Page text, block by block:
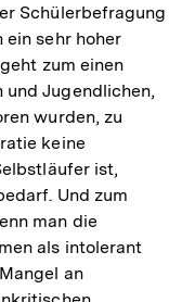
Schülerbefragung
ein sehr hoher
zum einen
und Jugendlichen,
wurden, zu
keine
ist,
Und zum
man die
als intolerant
an